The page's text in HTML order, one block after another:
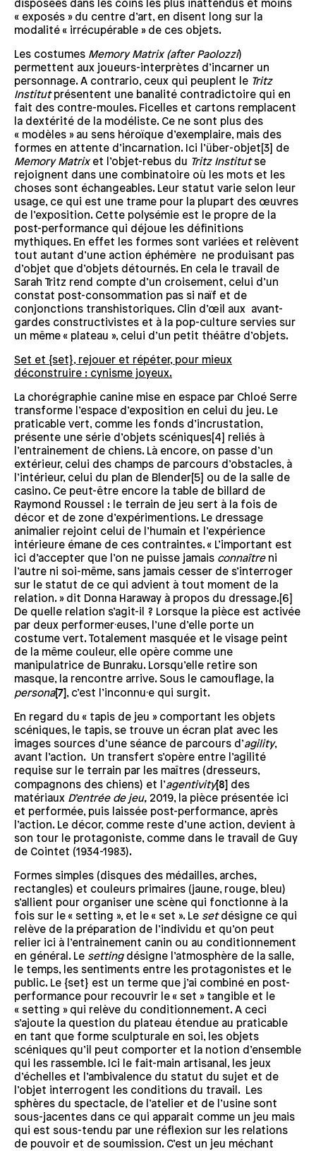
disposées dans les coins les plus inattendus et moins
« exposés » du centre d’art, en disent long sur la
modalité « irrécupérable » de ces objets.
Les costumes Memory Matrix (after Paolozzi)
permettent aux joueurs-interprètes d’incarner un
personnage. A contrario, ceux qui peuplent le Tritz
Institutprésentent une banalité contradictoire qui en
fait des contre-moules. Ficelles et cartons remplacent
la dextérité de la modéliste. Ce ne sont plus des
« modèles » au sens héroïque d’exemplaire, mais des
formes en attente d’incarnation. Ici l’über-objet[3] de
Memory Matrixet l’objet-rebus du Tritz Institutse
rejoignent dans une combinatoire où les mots et les
choses sont échangeables. Leur statut varie selon leur
usage, ce qui est une trame pour la plupart des œuvres
de l’exposition. Cette polysémie est le propre de la
post-performance qui déjoue les définitions
mythiques. En effet les formes sont variées et relèvent
tout autant d’une action éphémère ne produisant pas
d’objet que d’objets détournés. En cela le travail de
Sarah Tritz rend compte d’un croisement, celui d’un
constat post-consommation pas si naïf et de
conjonctions transhistoriques. Clin d’œil aux avant-
gardes constructivistes et à la pop-culture servies sur
un même « plateau », celui d’un petit théâtre d’objets.
Set et {set}, rejouer et répéter, pour mieux
déconstruire : cynisme joyeux.
La chorégraphie canine mise en espace par Chloé Serre
transforme l’espace d’exposition en celui du jeu. Le
praticable vert, comme les fonds d’incrustation,
présente une série d’objets scéniques[4] reliés à
l’entrainement de chiens. Là encore, on passe d’un
extérieur, celui des champs de parcours d’obstacles, à
l’intérieur, celui du plan de Blender[5] ou de la salle de
casino. Ce peut-être encore la table de billard de
Raymond Roussel : le terrain de jeu sert à la fois de
décor et de zone d’expérimentions. Le dressage
animalier rejoint celui de l’humain et l’expérience
intérieure émane de ces contraintes. « L’important est
ici d’accepter que l’on ne puisse jamais connaîtreni
l’autre ni soi-même, sans jamais cesser de s’interroger
sur le statut de ce qui advient à tout moment de la
relation. » dit Donna Haraway à propos du dressage.[6]
De quelle relation s’agit-il ? Lorsque la pièce est activée
par deux performer·euses, l’une d’elle porte un
costume vert. Totalement masquée et le visage peint
de la même couleur, elle opère comme une
manipulatrice de Bunraku. Lorsqu’elle retire son
masque, la rencontre arrive. Sous le camouflage, la
persona[7] , c’est l’inconnu·e qui surgit.
En regard du « tapis de jeu » comportant les objets
scéniques, le tapis, se trouve un écran plat avec les
images sources d’une séance de parcours d’agility,
avant l’action. Un transfert s’opère entre l’agilité
requise sur le terrain par les maîtres (dresseurs,
compagnons des chiens) et l’agentivity[8]
des
matériaux D’entrée de jeu, 2019, la pièce présentée ici
et performée, puis laissée post-performance, après
l’action. Le décor, comme reste d’une action, devient à
son tour le protagoniste, comme dans le travail de Guy
de Cointet (1934-1983).
Formes simples (disques des médailles, arches,
rectangles) et couleurs primaires (jaune, rouge, bleu)
s’allient pour organiser une scène qui fonctionne à la
fois sur le « setting », et le « set ». Le setdésigne ce qui
relève de la préparation de l’individu et qu’on peut
relier ici à l’entrainement canin ou au conditionnement
en général. Le settingdésigne l’atmosphère de la salle,
le temps, les sentiments entre les protagonistes et le
public. Le {set} est un terme que j’ai combiné en post-
performance pour recouvrir le « set » tangible et le
« setting » qui relève du conditionnement. A ceci
s’ajoute la question du plateau étendue au praticable
en tant que forme sculpturale en soi, les objets
scéniques qu’il peut comporter et la notion d’ensemble
qui les rassemble. Ici le fait-main artisanal, les jeux
d’échelles et l’ambivalence du statut du sujet et de
l’objet interrogent les conditions du travail. Les
sphères du spectacle, de l’atelier et de l’usine sont
sous-jacentes dans ce qui apparait comme un jeu mais
qui est sous-tendu par une réflexion sur les relations
de pouvoir et de soumission. C’est un jeu méchant